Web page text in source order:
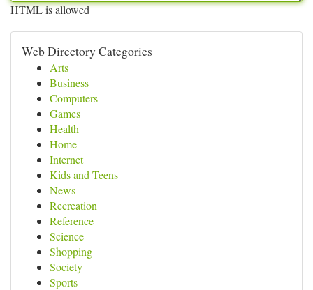
HTML is allowed
Web Directory Categories
Arts
Business
Computers
Games
Health
Home
Internet
Kids and Teens
News
Recreation
Reference
Science
Shopping
Society
Sports